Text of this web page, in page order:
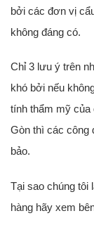
bởi các đơn vị
không đáng có.
Chỉ 3 lưu ý trên
khó bởi nếu
tính thẩm mỹ của
Gòn thì các công
bảo.
Tại sao chúng tôi
hàng hãy xem